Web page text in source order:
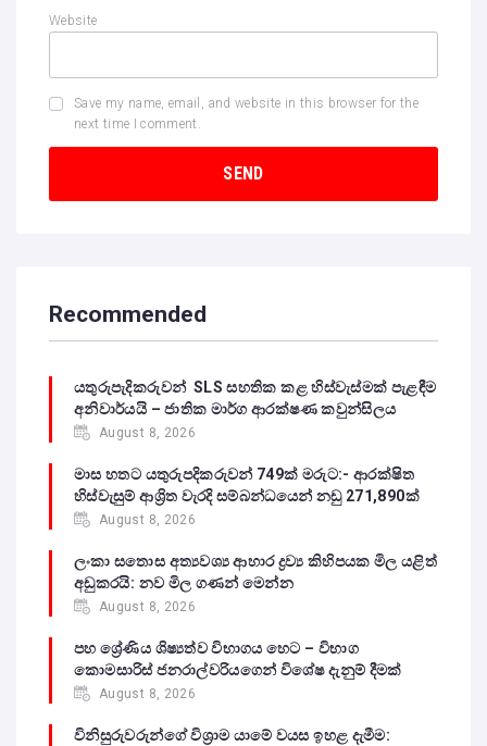
Website
Save my name, email, and website in this browser for the
next time I comment.
Recommended
යතුරුපැදිකරුවන් SLS සහතික කළ හිස්වැස්මක් පැළඳීම
අනිවාර්යයි – ජාතික මාර්ග ආරක්ෂණ කවුන්සිලය
August 8, 2026
මාස හතට යතුරුපදිකරුවන් 749ක් මරුට:- ආරක්ෂිත
හිස්වැසුම් ආශ්‍රිත වැරදි සම්බන්ධයෙන් නඩු 271,890ක්
August 8, 2026
ලංකා සතොස අත්‍යවශ්‍ය ආහාර ද්‍රව්‍ය කිහිපයක මිල යළිත්
අඩුකරයි: නව මිල ගණන් මෙන්න
August 8, 2026
පහ ශ්‍රේණිය ශිෂ්‍යත්ව විභාගය හෙට – විභාග
කොමසාරිස් ජනරාල්වරියගෙන් විශේෂ දැනුම් දීමක්
August 8, 2026
විනිසුරුවරුන්ගේ විශ්‍රාම යාමේ වයස ඉහළ දැමීම: